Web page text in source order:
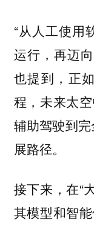
“从人工使用
运行，再迈
也提到，正
程，未来太
辅助驾驶到
展路径。
接下来，在“
其模型和智